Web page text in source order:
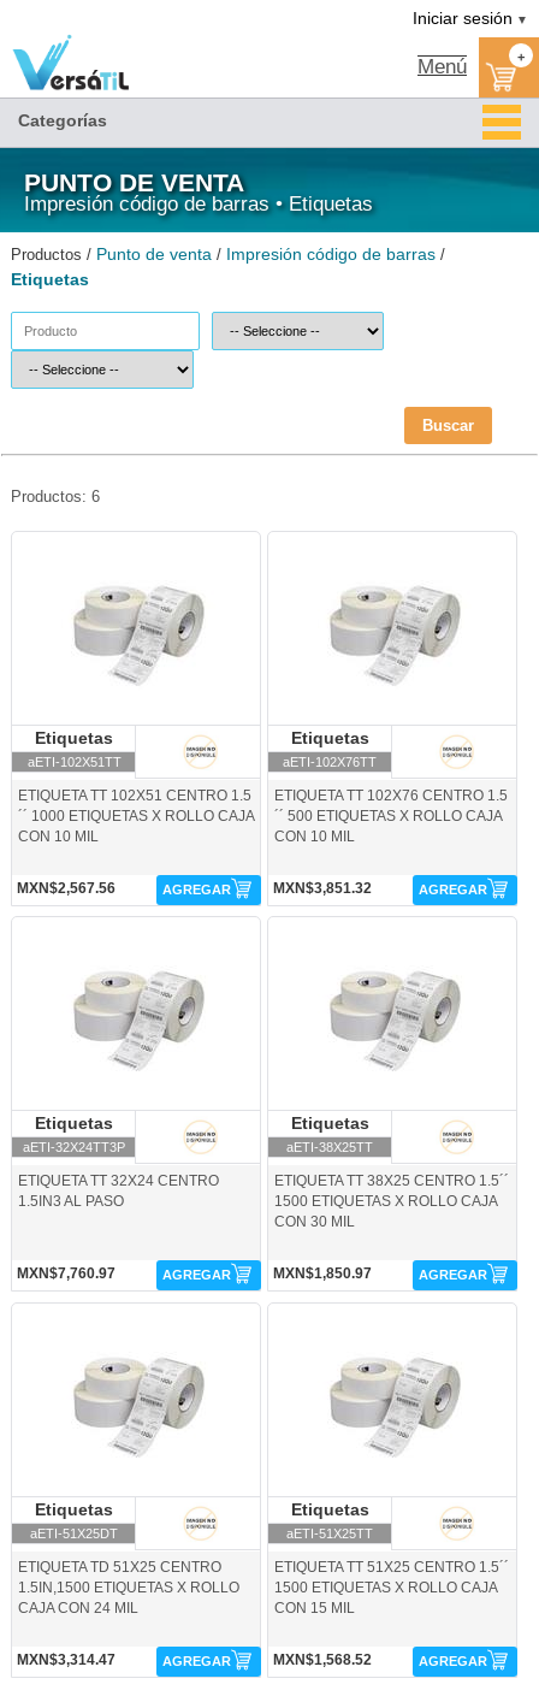
Iniciar sesión ▼
Menú +
Categorías
PUNTO DE VENTA
Impresión código de barras • Etiquetas
Productos / Punto de venta / Impresión código de barras /
Etiquetas
Buscar
Productos: 6
Etiquetas
aETI-102X51TT
Etiquetas
ETIQUETA TT 102X51 CENTRO 1.5
´´ 1000 ETIQUETAS X ROLLO CAJA
CON 10 MIL
MXN$2,567.56 AGREGAR
Etiquetas
aETI-102X76TT
Etiquetas
ETIQUETA TT 102X76 CENTRO 1.5
´´ 500 ETIQUETAS X ROLLO CAJA
CON 10 MIL
MXN$3,851.32 AGREGAR
Etiquetas
aETI-32X24TT3P
Etiquetas
ETIQUETA TT 32X24 CENTRO
1.5IN3 AL PASO
MXN$7,760.97 AGREGAR
Etiquetas
aETI-38X25TT
Etiquetas
ETIQUETA TT 38X25 CENTRO 1.5´´
1500 ETIQUETAS X ROLLO CAJA
CON 30 MIL
MXN$1,850.97 AGREGAR
Etiquetas
aETI-51X25DT
Etiquetas
ETIQUETA TD 51X25 CENTRO
1.5IN,1500 ETIQUETAS X ROLLO
CAJA CON 24 MIL
MXN$3,314.47 AGREGAR
Etiquetas
aETI-51X25TT
Etiquetas
ETIQUETA TT 51X25 CENTRO 1.5´´
1500 ETIQUETAS X ROLLO CAJA
CON 15 MIL
MXN$1,568.52 AGREGAR